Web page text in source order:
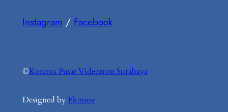
Instagram / Facebook
©Konova Pusat Videotron Surabaya
Designed byEkonov